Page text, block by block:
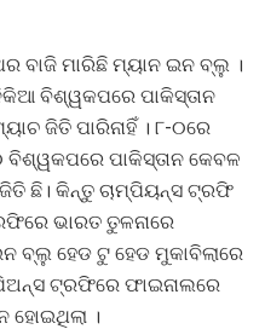
ବାଜି ମାରିଛି ମ୍ୟାନ ଇନ ବ୍ଲୁ ।
ବିଶ୍ୱକପରେ ପାକିସ୍ତାନ
ଜିତି ପାରିନାହିଁ । ୮-୦ରେ
ପାକିସ୍ତାନ କେବଳ
ଛି। କିନ୍ତୁ ଚାମ୍ପିୟନ୍ସ ଟ୍ରଫି
ଭାରତ ତୁଳନାରେ
ବ୍ଲୁ ହେଡ ଟୁ ହେଡ ମୁକାବିଲାରେ
ଟ୍ରଫିରେ ଫାଇନାଲରେ
ହୋଇଥିଲା ।